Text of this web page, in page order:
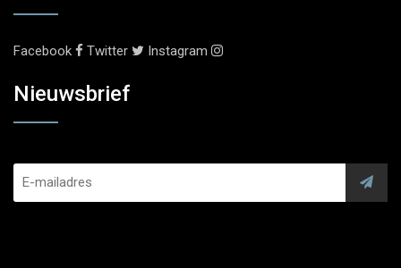
Facebook Twitter Instagram
Nieuwsbrief